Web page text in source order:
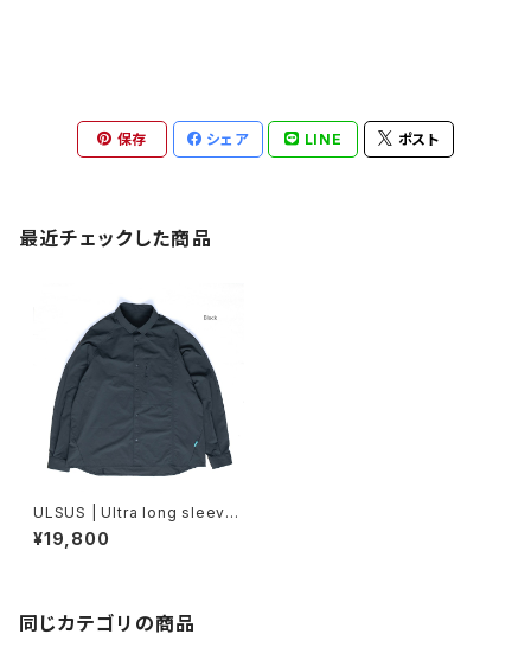
保存 シェア LINE ポスト
最近チェックした商品
ULSUS | Ultra long sleeve
shirt
¥19,800
同じカテゴリの商品